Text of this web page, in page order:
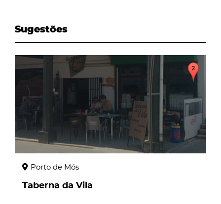
Sugestões
page
Porto de Mós
Taberna da Vila